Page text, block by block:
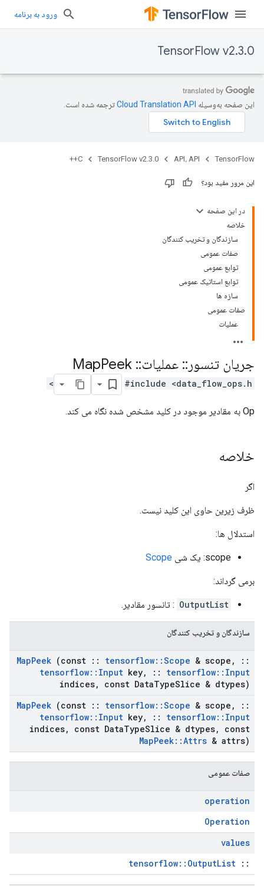
ورود به برنامه
TensorFlow v2.3.0
این صفحه به‌وسیله ترجمه شده است.
TensorFlow API، API TensorFlow v2.3.0
C++
این مرور مفید بود؟
در این صفحه
خلاصه
سازندگان و تخریب کنندگان
صفات عمومی
توابع عمومی
توابع استاتیک عمومی
سازه ها
صفات عمومی
عملیات
جریان تنسور :: عملیات::
Peek
#include <data_flow_ops.h>
Op به مقادیر موجود در کلید مشخص شده نگاه می کند.
خلاصه
اگر
ظرف زیرین حاوی این کلید نیست.
استدلال ها:
scope: یک شی Scope
برمی گرداند:
OutputList : تانسور مقادیر.
سازندگان و تخریب کنندگان
MapPeek (const :: tensorflow::Scope & scope ,
::
tensorflow:: Input key, :: tensorflow:: Input
indices, const DataTypeSlice & dtypes)
MapPeek (const :: tensorflow::Scope & scope ,
::
tensorflow:: Input key, :: tensorflow:: Input
indices, const DataTypeSlice & dtypes,
const
MapPeek::Attrs & attrs)
صفات عمومی
operation
Operation
values
::
tensorflow::OutputList